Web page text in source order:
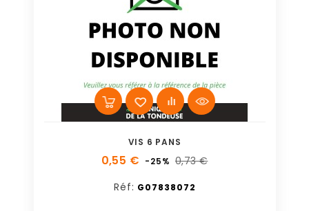
VIS 6 PANS
0,55 € -25% 0,73 €
Réf: G07838072